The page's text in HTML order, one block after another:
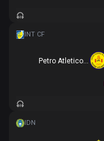
Petro Atletico de Luanda